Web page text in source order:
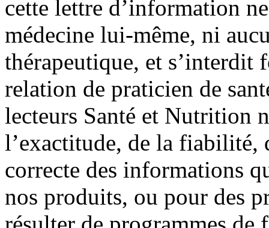
cette lettre d’information
médecine lui-même, ni
thérapeutique, et s’interdit
relation de praticien de
lecteurs Santé et Nutrition
l’exactitude, de la fiabilité,
correcte des informations
nos produits, ou pour des